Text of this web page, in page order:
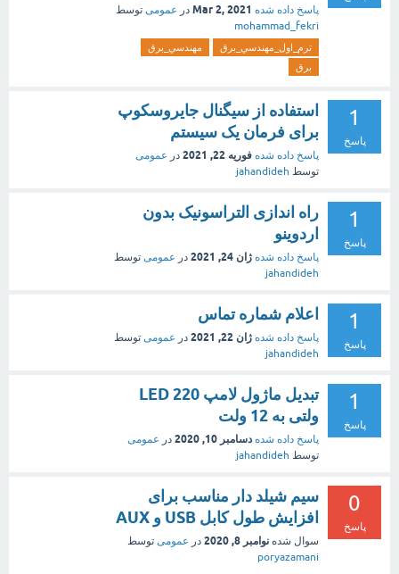
پاسخ داده شده Mar 2, 2021 در عمومی توسط
mohammad_fekri
ترم_اول_مهندسي_برق
مهندسي_برق
برق
1
پاسخ
استفاده از سیگنال جایروسکوپ
برای فرمان یک سیستم
پاسخ داده شده فوریه 22, 2021 در عمومی
توسط jahandideh
1
پاسخ
راه اندازی التراسونیک بدون
اردوینو
پاسخ داده شده ژان 24, 2021 در عمومی توسط
jahandideh
1
پاسخ
اعلام شماره تماس
پاسخ داده شده ژان 22, 2021 در عمومی توسط
jahandideh
1
پاسخ
تبدیل ماژول لامپ LED 220
ولتی به 12 ولت
پاسخ داده شده دسامبر 10, 2020 در عمومی
توسط jahandideh
0
پاسخ
سیم شیلد دار مناسب برای
افزایش طول کابل USB و AUX
سوال شده نوامبر 8, 2020 در عمومی توسط
poryazamani